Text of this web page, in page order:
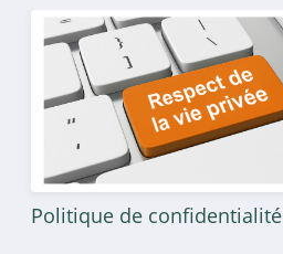
Politique de confidentialité